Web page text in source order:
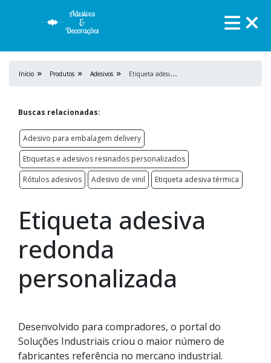
Início Produtos Adesivos E
tiqueta adesiva redonda personalizada
Buscas relacionadas:
Adesivo para embalagem delivery
Etiquetas e adesivos resinados personalizados
Rótulos adesivos
Adesivo de vinil Etiqueta adesiva térmica
Etiqueta adesiva
redonda
personalizada
Desenvolvido para compradores, o portal do
Soluções Industriais criou o maior número de
fabricantes referência no mercano industrial.